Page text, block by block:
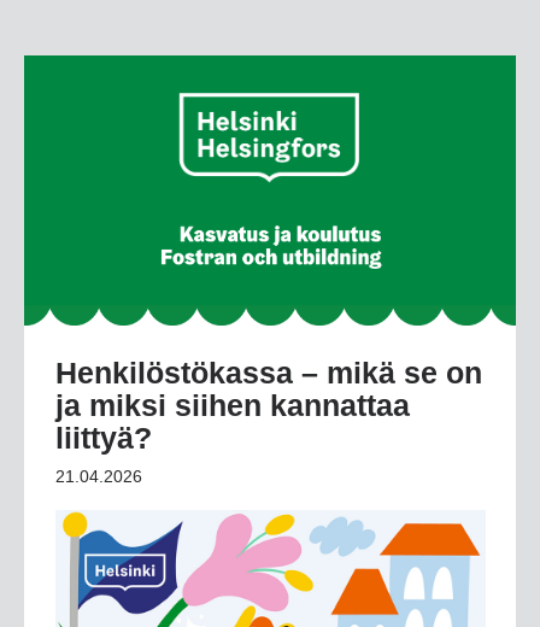
Henkilöstökassa – mikä se on
ja miksi siihen kannattaa
liittyä?
21.04.2026